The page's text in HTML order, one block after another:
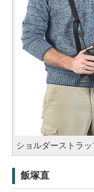
ショルダーストラ
飯塚直